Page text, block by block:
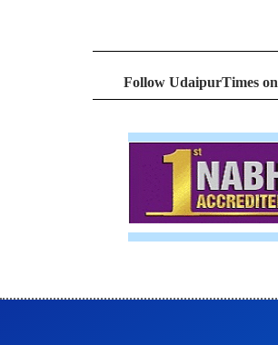
Follow UdaipurTimes on